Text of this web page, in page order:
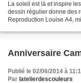
La soleil est là et inspire
dessin régulier donne des
Reproduction Louise A4,
Anniversaire
Publié le 02/06/2014 à
Par latelierdescouleurs